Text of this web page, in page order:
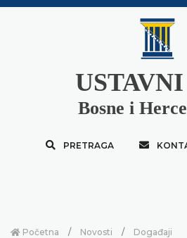
Bosne i
PRETRAGA
Početna Novosti Događaji